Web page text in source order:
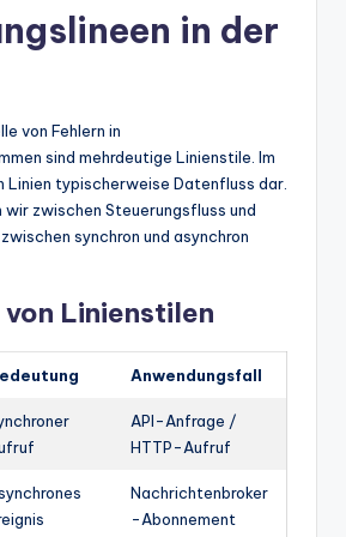
in der
von Fehlern in
sind mehrdeutige Linienstile. Im
typischerweise Datenfluss dar.
wir zwischen Steuerungsfluss und
synchron und asynchron
Linienstilen
Anwendungsfall
API-Anfrage /
HTTP-Aufruf
Nachrichtenbroker
-Abonnement